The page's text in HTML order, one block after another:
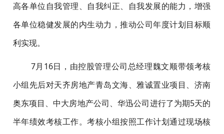
高各单位自我管理、自我纠正、自我发展的能力，增强
各单位稳健发展的内生动力，推动公司年度计划目标顺
利实现。
7月16日，由控股管理公司总经理魏文顺带领考核
小组先后对天齐房地产青岛文海、雅诚置业项目、济南
奥东项目、中大房地产公司、华迅公司进行了为期5天的
半年绩效考核工作。考核小组按照工作计划通过现场核